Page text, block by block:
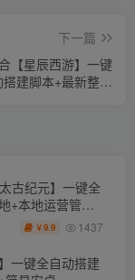
下一篇
【星辰西游】一键
建脚本+最新整理
古纪元】一键全
+本地运营管理
+内置清包+安
￥9.9 1437
一键全自动搭建